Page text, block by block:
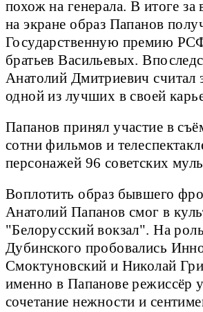
похож на генерала. В итоге
на экране образ Папанов
Государственную премию
братьев Васильевых.
Анатолий Дмитриевич считал
одной из лучших в своей
Папанов принял участие в
сотни фильмов и
персонажей 96 советских
Воплотить образ бывшего
Анатолий Папанов смог в
"Белорусский вокзал". На
Дубинского пробовались
Смоктуновский и Николай
именно в Папанове режиссёр
сочетание нежности и